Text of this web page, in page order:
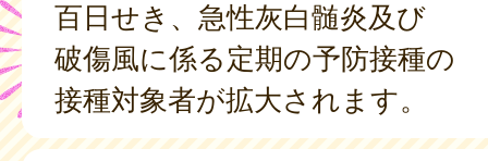
百日せき、急性灰白髄炎及び
破傷風に係る定期の予防接種の
接種対象者が拡大されます。